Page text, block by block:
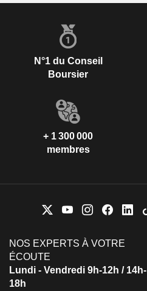
N°1 du Conseil
Boursier
+ 1 300 000
membres
NOS EXPERTS À VOTRE
ÉCOUTE
Lundi - Vendredi 9h-12h / 14h-
18h